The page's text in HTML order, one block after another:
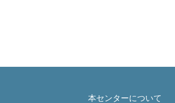
本センターについて